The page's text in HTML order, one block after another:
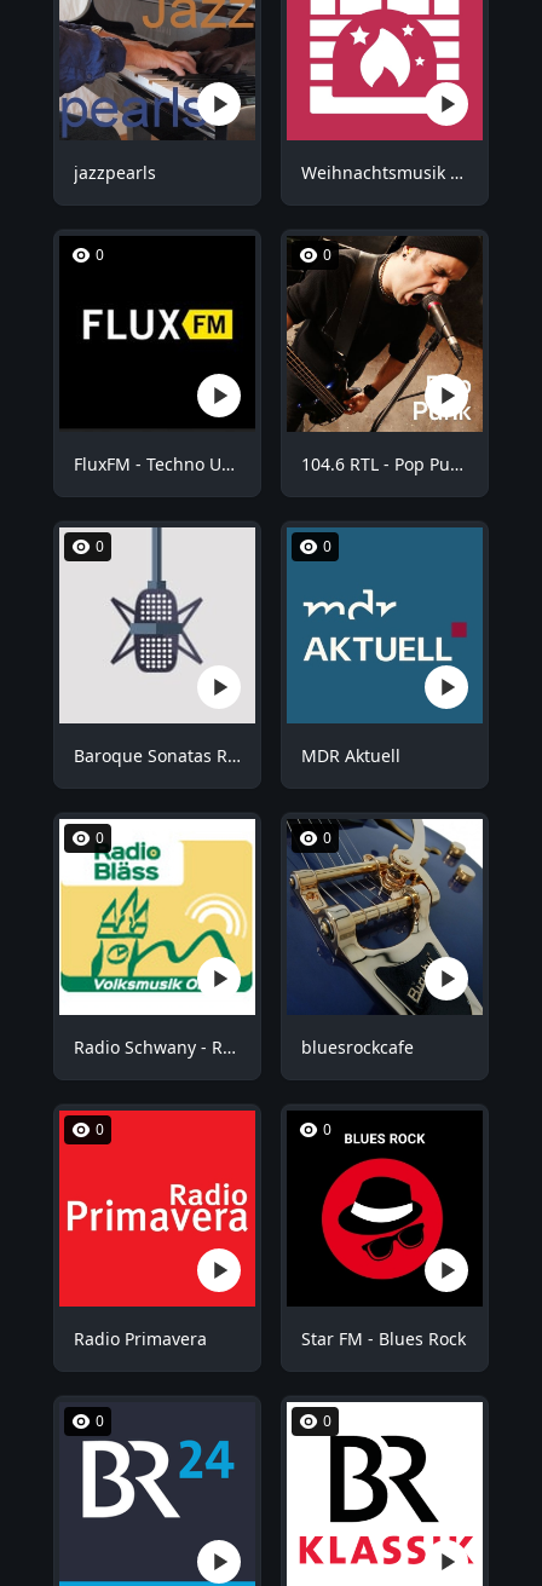
jazzpearls Weihnachtsmusik - Kuschel Weihnachten
0
FluxFM - Techno Underground
0
104.6 RTL - Pop Punk
0
Baroque Sonatas Radio
0
MDR Aktuell
0
Radio Schwany - Radio Bläss
0
bluesrockcafe
0
Radio Primavera
0
Star FM - Blues Rock
0 0